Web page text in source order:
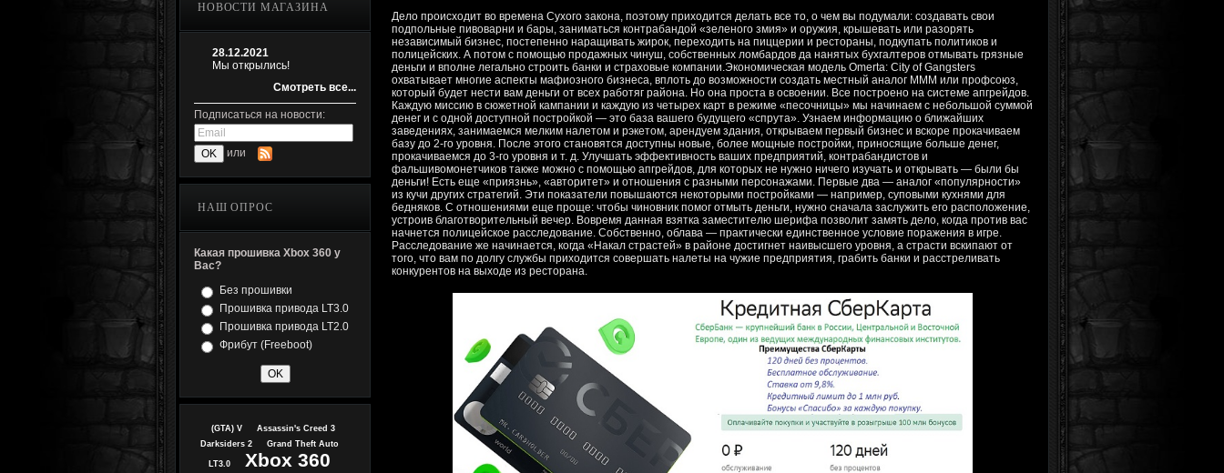
НОВОСТИ МАГАЗИНА
28.12.2021
Мы открылись!
Смотреть все...
Подписаться на новости:
или
НАШ ОПРОС
Какая прошивка Xbox 360 у
Вас?
Без прошивки
Прошивка привода LT3.0
Прошивка привода LT2.0
Фрибут (Freeboot)
(GTA) V
Assassin's Creed 3
Darksiders 2
Grand Theft Auto
LT3.0 Xbox 360
Дело происходит во времена Сухого закона, поэтому приходится делать все то, о чем вы подумали: создавать свои
подпольные пивоварни и бары, заниматься контрабандой «зеленого змия» и оружия, крышевать или разорять
независимый бизнес, постепенно наращивать жирок, переходить на пиццерии и рестораны, подкупать политиков и
полицейских. А потом с помощью продажных чинуш, собственных ломбардов да нанятых бухгалтеров отмывать грязные
деньги и вполне легально строить банки и страховые компании.Экономическая модель Omerta: City of Gangsters
охватывает многие аспекты мафиозного бизнеса, вплоть до возможности создать местный аналог МММ или профсоюз,
который будет нести вам деньги от всех работяг района. Но она проста в освоении. Все построено на системе апгрейдов.
Каждую миссию в сюжетной кампании и каждую из четырех карт в режиме «песочницы» мы начинаем с небольшой суммой
денег и с одной доступной постройкой — это база вашего будущего «спрута». Узнаем информацию о ближайших
заведениях, занимаемся мелким налетом и рэкетом, арендуем здания, открываем первый бизнес и вскоре прокачиваем
базу до 2-го уровня. После этого становятся доступны новые, более мощные постройки, приносящие больше денег,
прокачиваемся до 3-го уровня и т. д. Улучшать эффективность ваших предприятий, контрабандистов и
фальшивомонетчиков также можно с помощью апгрейдов, для которых не нужно ничего изучать и открывать — были бы
деньги! Есть еще «приязнь», «авторитет» и отношения с разными персонажами. Первые два — аналог «популярности»
из кучи других стратегий. Эти показатели повышаются некоторыми постройками — например, суповыми кухнями для
бедняков. С отношениями еще проще: чтобы чиновник помог отмыть деньги, нужно сначала заслужить его расположение,
устроив благотворительный вечер. Вовремя данная взятка заместителю шерифа позволит замять дело, когда против вас
начнется полицейское расследование. Собственно, облава — практически единственное условие поражения в игре.
Расследование же начинается, когда «Накал страстей» в районе достигнет наивысшего уровня, а страсти вскипают от
того, что вам по долгу службы приходится совершать налеты на чужие предприятия, грабить банки и расстреливать
конкурентов на выходе из ресторана.